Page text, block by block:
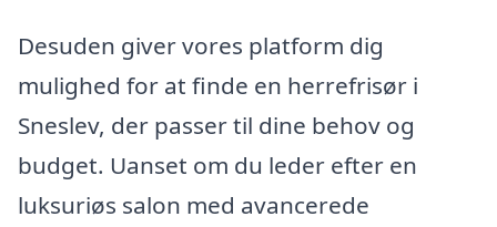
Desuden giver vores platform dig
mulighed for at finde en herrefrisør i
Sneslev, der passer til dine behov og
budget. Uanset om du leder efter en
luksuriøs salon med avancerede